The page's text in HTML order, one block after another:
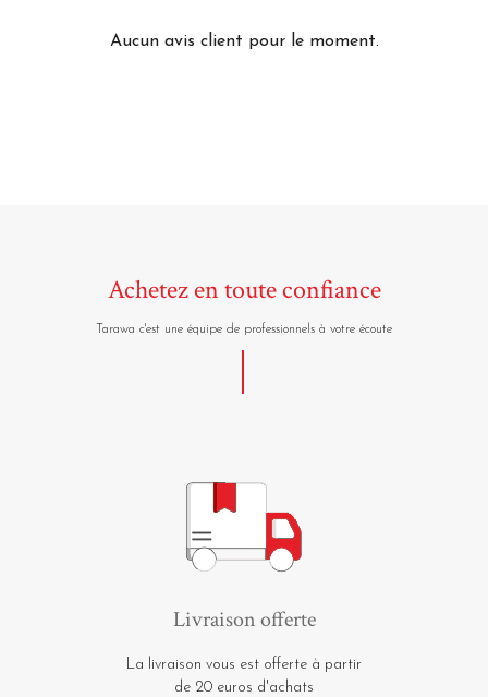
Aucun avis client pour le moment.
Achetez en toute confiance
Tarawa c'est une équipe de professionnels à votre écoute
Livraison offerte
La livraison vous est offerte à partir
de 20 euros d'achats